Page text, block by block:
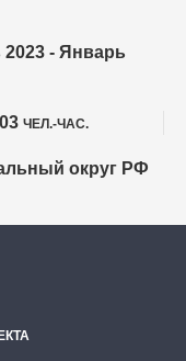
2023 - Январь
ЧЕЛ.-ЧАС.
округ РФ